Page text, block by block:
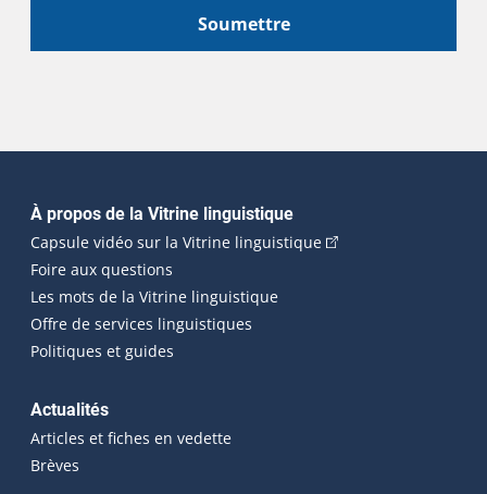
Soumettre
Navigation principale
À propos de la Vitrine linguistique
Capsule vidéo sur la Vitrine linguistique(Cet hyperlien
Foire aux questions
Les mots de la Vitrine linguistique
Offre de services linguistiques
Politiques et guides
Actualités
Articles et fiches en vedette
Brèves